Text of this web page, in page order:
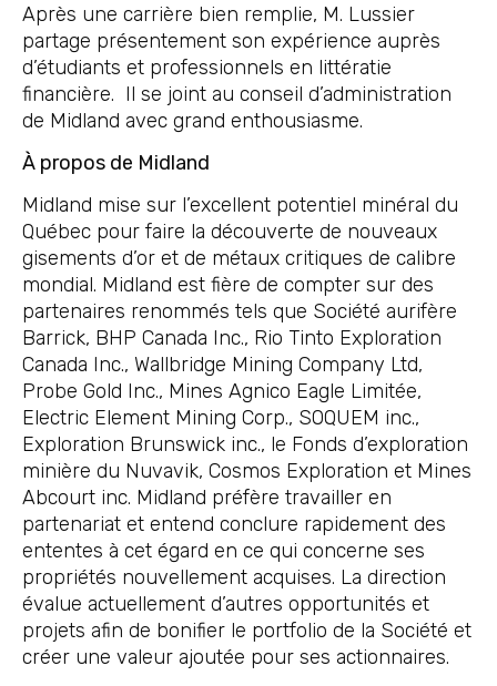
Après une carrière bien remplie, M. Lussier
partage présentement son expérience auprès
d’étudiants et professionnels en littératie
financière. Il se joint au conseil d’administration
de Midland avec grand enthousiasme.
À propos de Midland
Midland mise sur l’excellent potentiel minéral du
Québec pour faire la découverte de nouveaux
gisements d’or et de métaux critiques de calibre
mondial. Midland est fière de compter sur des
partenaires renommés tels que Société aurifère
Barrick, BHP Canada Inc., Rio Tinto Exploration
Canada Inc., Wallbridge Mining Company Ltd,
Probe Gold Inc., Mines Agnico Eagle Limitée,
Electric Element Mining Corp., SOQUEM inc.,
Exploration Brunswick inc., le Fonds d’exploration
minière du Nuvavik, Cosmos Exploration et Mines
Abcourt inc. Midland préfère travailler en
partenariat et entend conclure rapidement des
ententes à cet égard en ce qui concerne ses
propriétés nouvellement acquises. La direction
évalue actuellement d’autres opportunités et
projets afin de bonifier le portfolio de la Société et
créer une valeur ajoutée pour ses actionnaires.